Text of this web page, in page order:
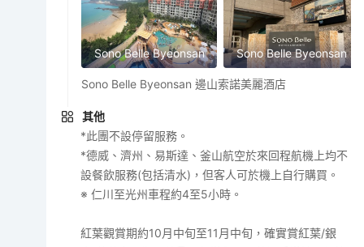
Sono Belle Byeonsan Sono Belle Byeonsan
Sono Belle Byeonsan 邊山索諾美麗酒店
其他
*此團不設停留服務。
*德威、濟州、易斯達、釜山航空於來回程航機上均不
設餐飲服務(包括清水)，但客人可於機上自行購買。
※ 仁川至光州車程約4至5小時。
紅葉觀賞期約10月中旬至11月中旬，確實賞紅葉/銀